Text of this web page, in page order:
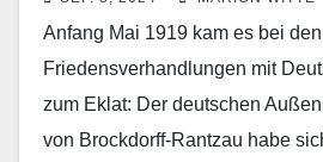
Anfang Mai 1919 kam es bei den
Friedensverhandlungen mit
zum Eklat: Der deutschen
von Brockdorff-Rantzau habe